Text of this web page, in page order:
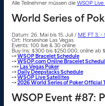
Alle Teilnehmer müssen die WSOP Live
World Series of
Datum: 26. Mai bis 15. Juli / ME FT 3. –
Ort: Horseshoe Las Vegas
Events: 100 live & 30 online
Buy-Ins: $300 bis $250.000, online ab
–>WSOP Bracelet Schedule
–>WSOP.com Online Bracelet
–>> Las Vegas Poker
–> Daily Deepstacks Schedule
–>WSOP Live Satellites
–>2026 World Series of Poker Official
WSOP Event #87: